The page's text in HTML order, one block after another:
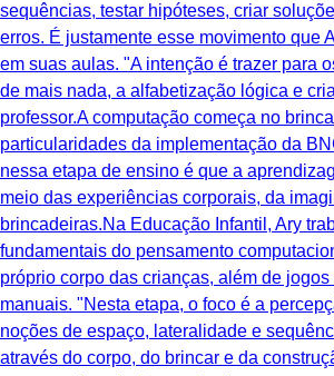
sequências, testar hipóteses, criar
erros. É justamente esse movimento que
em suas aulas. "A intenção é trazer para
de mais nada, a alfabetização lógica e
professor.A computação começa no
particularidades da implementação da
nessa etapa de ensino é que a
meio das experiências corporais, da
brincadeiras.Na Educação Infantil, Ary
fundamentais do pensamento
próprio corpo das crianças, além de
manuais. "Nesta etapa, o foco é a
noções de espaço, lateralidade e
através do corpo, do brincar e da